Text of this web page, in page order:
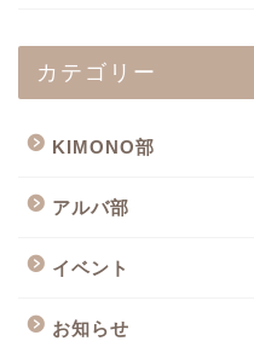
カテゴリー
KIMONO部
アルバ部
イベント
お知らせ